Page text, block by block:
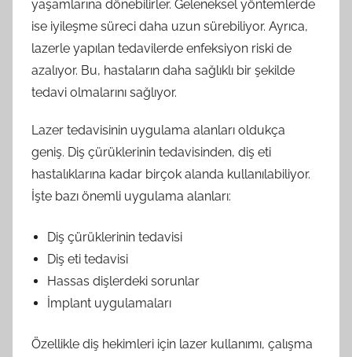
yaşamlarına dönebilirler. Geleneksel yöntemlerde
ise iyileşme süreci daha uzun sürebiliyor. Ayrıca,
lazerle yapılan tedavilerde enfeksiyon riski de
azalıyor. Bu, hastaların daha sağlıklı bir şekilde
tedavi olmalarını sağlıyor.
Lazer tedavisinin uygulama alanları oldukça
geniş. Diş çürüklerinin tedavisinden, diş eti
hastalıklarına kadar birçok alanda kullanılabiliyor.
İşte bazı önemli uygulama alanları:
Diş çürüklerinin tedavisi
Diş eti tedavisi
Hassas dişlerdeki sorunlar
İmplant uygulamaları
Özellikle diş hekimleri için lazer kullanımı, çalışma